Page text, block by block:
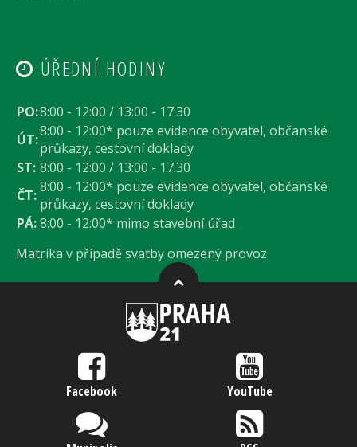
ÚŘEDNÍ HODINY
PO:8:00 - 12:00 / 13:00 - 17:30
ÚT:8:00 - 12:00* pouze evidence obyvatel, občanské
průkazy, cestovní doklady
ST: 8:00 - 12:00 / 13:00 - 17:30
ČT:8:00 - 12:00* pouze evidence obyvatel, občanské
průkazy, cestovní doklady
PÁ:8:00 - 12:00* mimo stavební úřad
Matrika v případě svatby omezený provoz
Facebook YouTube